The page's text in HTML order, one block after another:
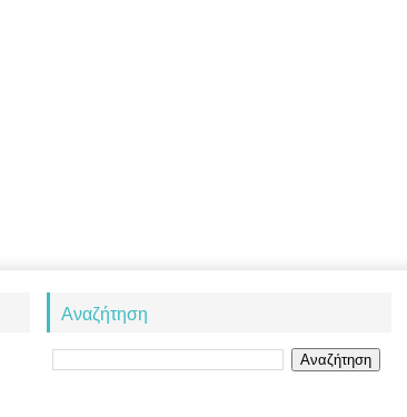
Αναζήτηση